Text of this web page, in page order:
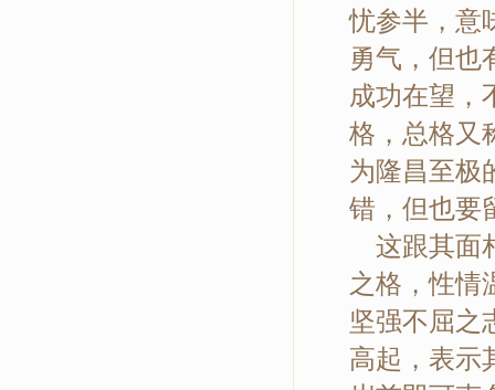
忧参半，意
勇气，但也
成功在望，
格，总格又
为隆昌至极
错，但也要
这跟其面
之格，性情
坚强不屈之
高起，表示